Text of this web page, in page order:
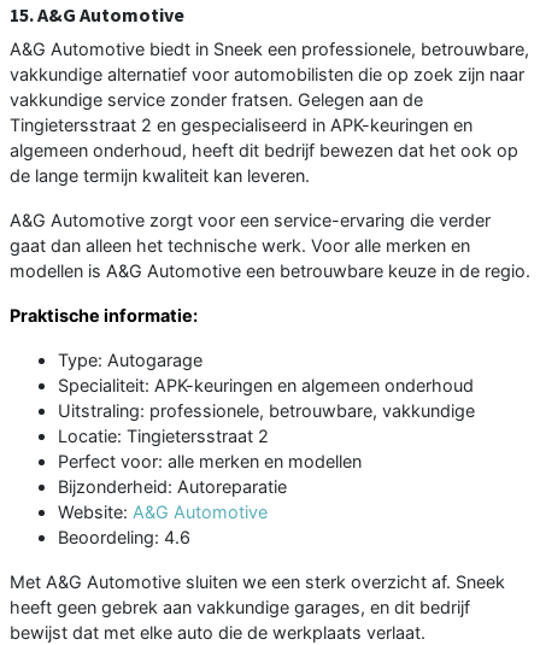
15. A&G Automotive
A&G Automotive biedt in Sneek een professionele, betrouwbare,
vakkundige alternatief voor automobilisten die op zoek zijn naar
vakkundige service zonder fratsen. Gelegen aan de
Tingietersstraat 2 en gespecialiseerd in APK-keuringen en
algemeen onderhoud, heeft dit bedrijf bewezen dat het ook op
de lange termijn kwaliteit kan leveren.
A&G Automotive zorgt voor een service-ervaring die verder
gaat dan alleen het technische werk. Voor alle merken en
modellen is A&G Automotive een betrouwbare keuze in de regio.
Praktische informatie:
Type: Autogarage
Specialiteit: APK-keuringen en algemeen onderhoud
Uitstraling: professionele, betrouwbare, vakkundige
Locatie: Tingietersstraat 2
Perfect voor: alle merken en modellen
Bijzonderheid: Autoreparatie
Website: A&G Automotive
Beoordeling: 4.6
Met A&G Automotive sluiten we een sterk overzicht af. Sneek
heeft geen gebrek aan vakkundige garages, en dit bedrijf
bewijst dat met elke auto die de werkplaats verlaat.